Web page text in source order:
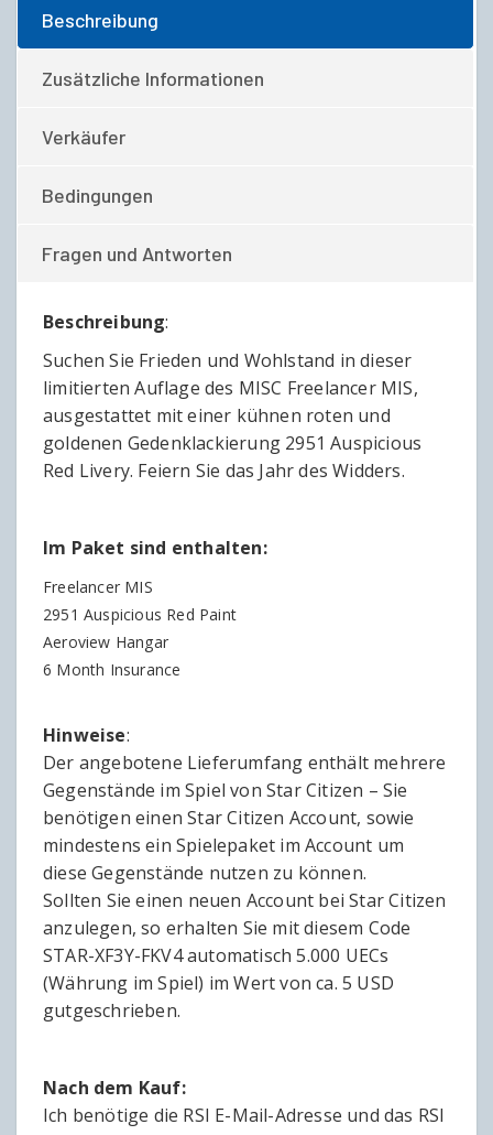
Beschreibung
Zusätzliche Informationen
Verkäufer
Bedingungen
Fragen und Antworten
Beschreibung:
Suchen Sie Frieden und Wohlstand in dieser
limitierten Auflage des MISC Freelancer MIS,
ausgestattet mit einer kühnen roten und
goldenen Gedenklackierung 2951 Auspicious
Red Livery. Feiern Sie das Jahr des Widders.
Im Paket sind enthalten:
Freelancer MIS
2951 Auspicious Red Paint
Aeroview Hangar
6 Month Insurance
Hinweise:
Der angebotene Lieferumfang enthält mehrere
Gegenstände im Spiel von Star Citizen – Sie
benötigen einen Star Citizen Account, sowie
mindestens ein Spielepaket im Account um
diese Gegenstände nutzen zu können.
Sollten Sie einen neuen Account bei Star Citizen
anzulegen, so erhalten Sie mit diesem Code
STAR-XF3Y-FKV4 automatisch 5.000 UECs
(Währung im Spiel) im Wert von ca. 5 USD
gutgeschrieben.
Nach dem Kauf:
Ich benötige die RSI E-Mail-Adresse und das RSI